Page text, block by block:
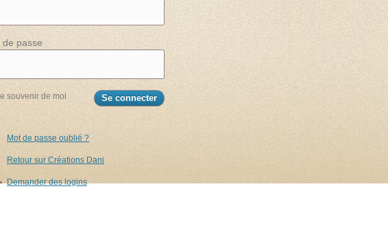
de passe
souvenir de moi
Mot de passe oublié ?
Retour sur Créations Dani
Demander des logins